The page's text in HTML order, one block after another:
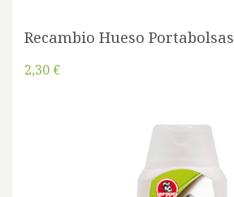
Recambio Hueso Portabolsas
2,30 €